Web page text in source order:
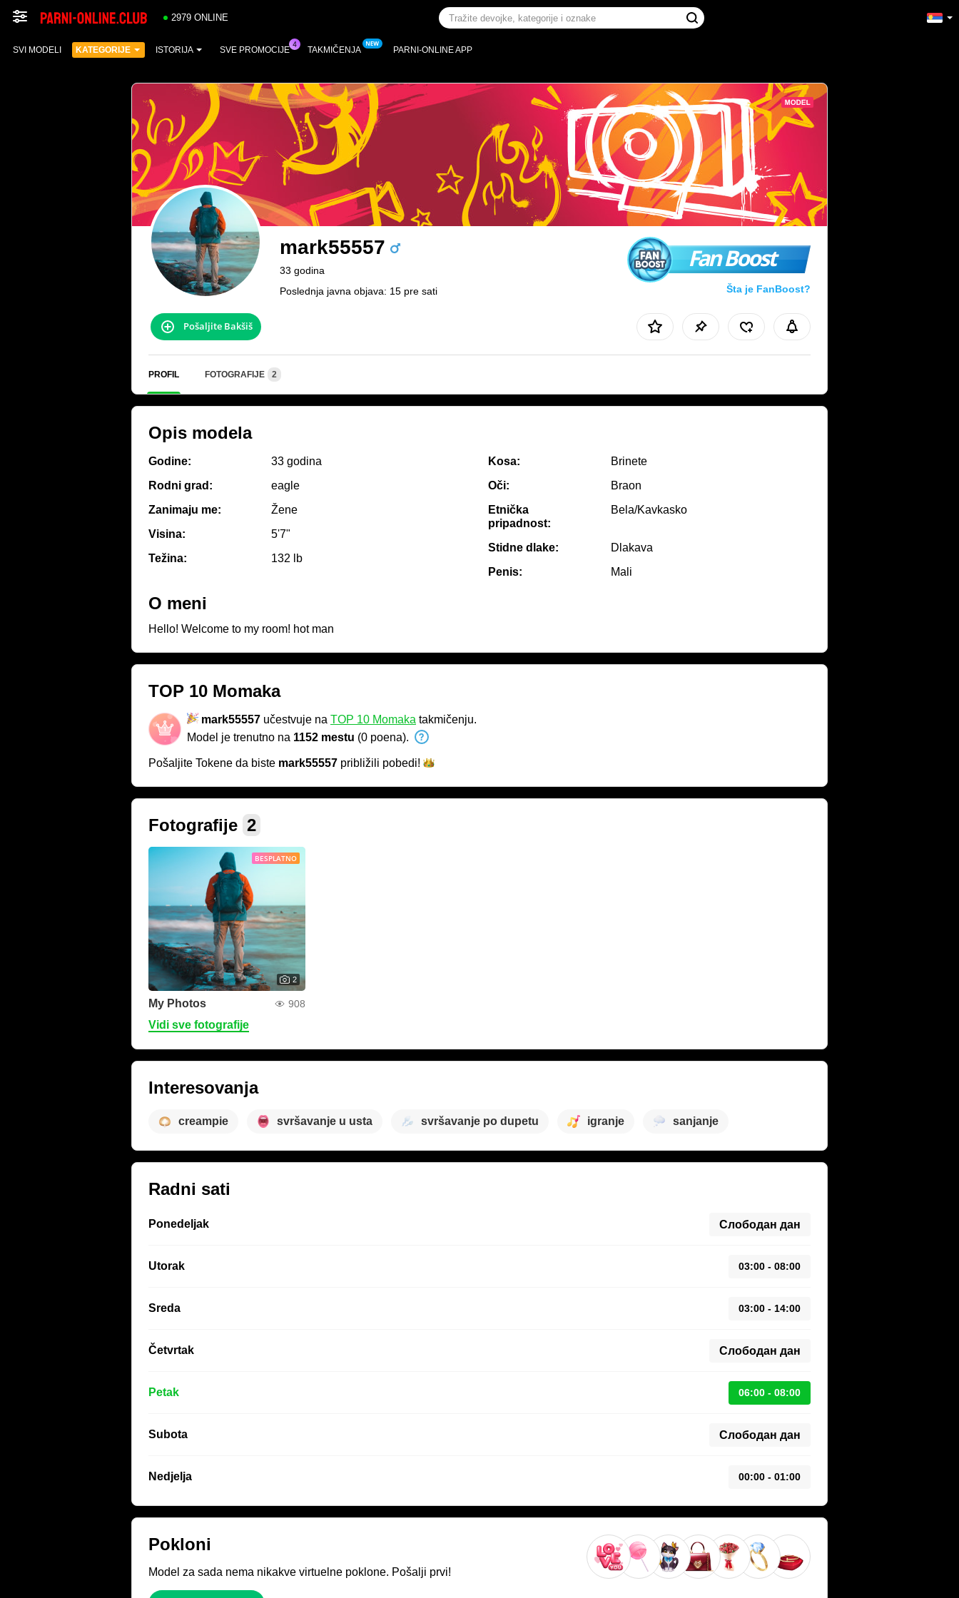
2979 ONLINE
SVI MODELI KATEGORIJE ISTORIJA SVE PROMOCIJE TAKMIČENJA PARNI-ONLINE APP
mark55557
33 godina
Poslednja javna objava: 15 pre sati
Fan Boost
Šta je FanBoost?
Pošaljite Bakšiš
PROFIL FOTOGRAFIJE 2
Opis modela
Godine:
33 godina
Rodni grad:
eagle
Zanimaju me:
Žene
Visina:
5'7"
Težina:
132 lb
Kosa:
Brinete
Oči:
Braon
Etnička
pripadnost:
Bela/Kavkasko
Stidne dlake:
Dlakava
Penis:
Mali
O meni
Hello! Welcome to my room! hot man
TOP 10 Momaka
mark55557 učestvuje na TOP 10 Momaka takmičenju.
Model je trenutno na 1152 mestu (0 poena).
Pošaljite Tokene da biste mark55557 približili pobedi!
Fotografije 2
BESPLATNO
2
My Photos 908
Vidi sve fotografije
Interesovanja
creampie svršavanje u usta svršavanje po dupetu igranje sanjanje
Radni sati
Ponedeljak Слободан дан
Utorak 03:00 - 08:00
Sreda 03:00 - 14:00
Četvrtak Слободан дан
Petak 06:00 - 08:00
Subota Слободан дан
Nedjelja 00:00 - 01:00
Pokloni
Model za sada nema nikakve virtuelne poklone. Pošalji prvi!